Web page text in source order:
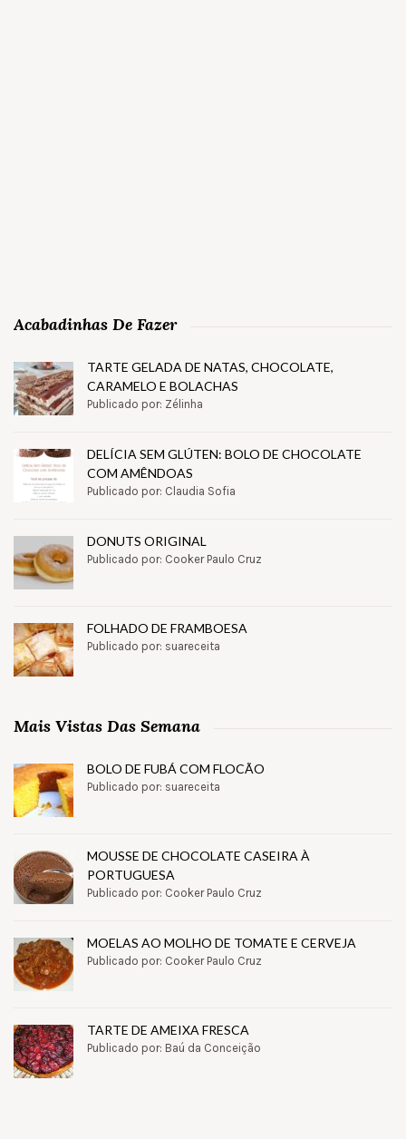
Acabadinhas De Fazer
TARTE GELADA DE NATAS, CHOCOLATE,
CARAMELO E BOLACHAS
Publicado por: Zélinha
DELÍCIA SEM GLÚTEN: BOLO DE CHOCOLATE
COM AMÊNDOAS
Publicado por: Claudia Sofia
DONUTS ORIGINAL
Publicado por: Cooker Paulo Cruz
FOLHADO DE FRAMBOESA
Publicado por: suareceita
Mais Vistas Das Semana
BOLO DE FUBÁ COM FLOCÃO
Publicado por: suareceita
MOUSSE DE CHOCOLATE CASEIRA À
PORTUGUESA
Publicado por: Cooker Paulo Cruz
MOELAS AO MOLHO DE TOMATE E CERVEJA
Publicado por: Cooker Paulo Cruz
TARTE DE AMEIXA FRESCA
Publicado por: Baú da Conceição